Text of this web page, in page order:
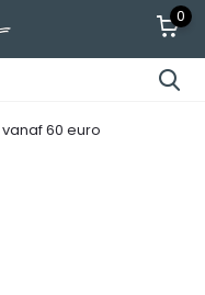
0
vanaf 60 euro